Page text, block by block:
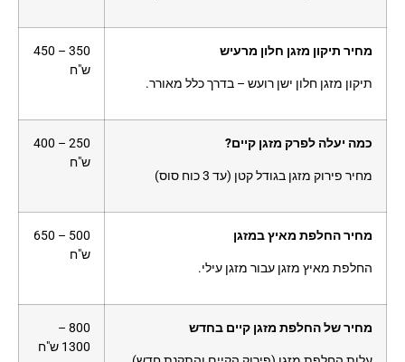
מחיר תיקון מזגן חלון מרעיש
תיקון מזגן חלון ישן רועש – בדרך כלל מאורר.
350 – 450
ש"ח
כמה יעלה לפרק מזגן קיים?
מחיר פירוק מזגן בגודל קטן (עד 3 כוח סוס)
250 – 400
ש"ח
מחיר החלפת מאיץ במזגן
החלפת מאיץ מזגן עבור מזגן עילי.
500 – 650
ש"ח
מחיר של החלפת מזגן קיים בחדש
800 –
1300 ש"ח